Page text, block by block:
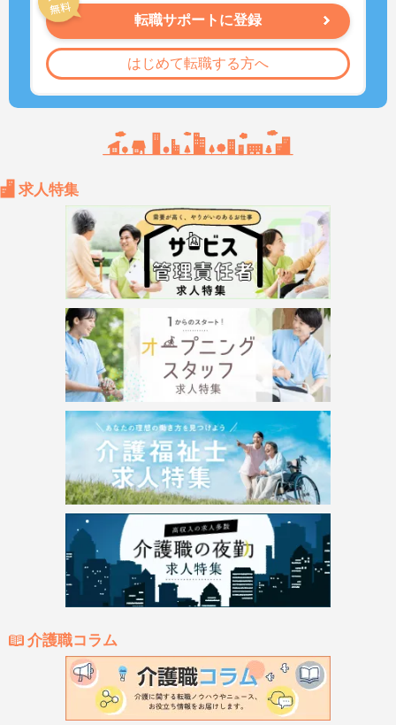
転職サポートに登録
はじめて転職する方へ
求人特集
介護職コラム